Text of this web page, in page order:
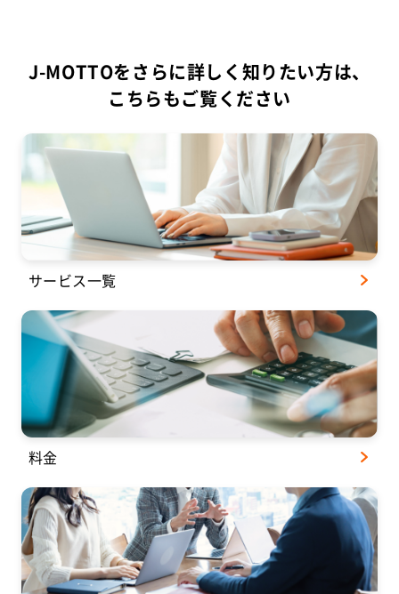
J-MOTTOをさらに詳しく知りたい方は、
こちらもご覧ください
サービス一覧
料金